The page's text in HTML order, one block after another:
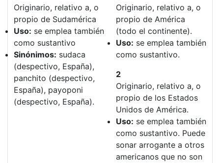
Originario, relativo a, o
propio de Sudamérica
Uso: se emplea también
como sustantivo
Sinónimos: sudaca
(despectivo, España),
panchito (despectivo,
España), payoponi
(despectivo, España).
Originario, relativo a, o
propio de América
(todo el continente).
Uso: se emplea también
como sustantivo.
2
Originario, relativo a, o
propio de los Estados
Unidos de América.
Uso: se emplea también
como sustantivo. Puede
sonar arrogante a otros
americanos que no son